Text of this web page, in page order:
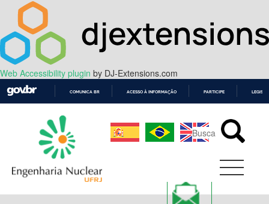
Web Accessibility plugin by DJ-Extensions.com
CONTEÚDO
COMUNICA BR ACESSO À INFORMAÇÃO PARTICIPE